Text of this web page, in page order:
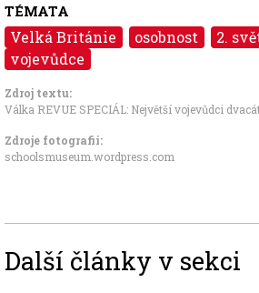
TÉMATA
Velká Británie osobnost
2.
vojevůdce
Zdroj textu:
Válka REVUE SPECIÁL: Největší vojevůdci
Zdroje fotografii:
schoolsmuseum.wordpress.com
Další články v sekci